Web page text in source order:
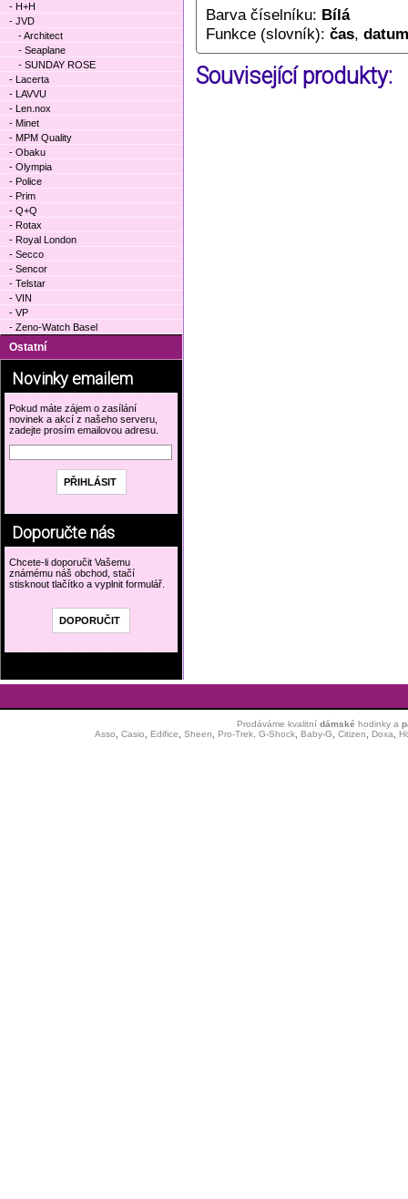
Barva číselníku: Bílá
Funkce (slovník): čas, datum
Související produkty:
- H+H
- JVD
- Architect
- Seaplane
- SUNDAY ROSE
- Lacerta
- LAVVU
- Len.nox
- Minet
- MPM Quality
- Obaku
- Olympia
- Police
- Prim
- Q+Q
- Rotax
- Royal London
- Secco
- Sencor
- Telstar
- VIN
- VP
- Zeno-Watch Basel
Ostatní
Novinky emailem
Pokud máte zájem o zasílání
novinek a akcí z našeho serveru,
zadejte prosím emailovou adresu.
Doporučte nás
Chcete-li doporučit Vašemu
známému náš obchod, stačí
stisknout tlačítko a vyplnit formulář.
Prodáváme kvalitní dámské hodinkya
Asso
Casio Edifice Sheen Pro-Trek, G-Shock, Baby-G Citizen Doxa